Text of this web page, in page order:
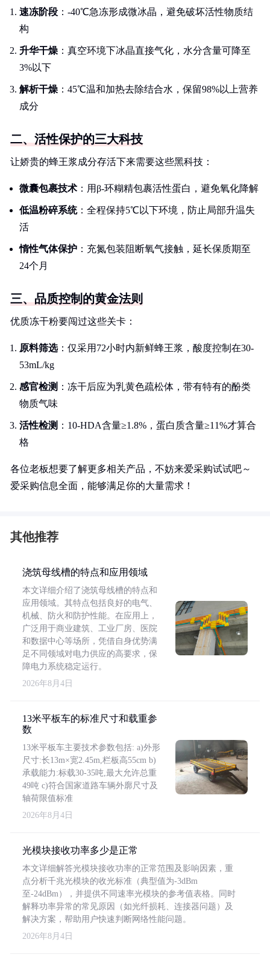
速冻阶段 ：-40℃急冻形成微冰晶，避免破坏活性物质结
构
升华干燥 ：真空环境下冰晶直接气化，水分含量可降至
3%以下
解析干燥 ：45℃温和加热去除结合水，保留98%以上营养
成分
二、活性保护的三大科技
让娇贵的蜂王浆成分存活下来需要这些黑科技：
微囊包裹技术 ：用β-环糊精包裹活性蛋白，避免氧化降解
低温粉碎系统：全程保持5℃以下环境，防止局部升温失
活
惰性气体保护 ：充氮包装阻断氧气接触，延长保质期至
24个月
三、品质控制的黄金法则
优质冻干粉要闯过这些关卡：
原料筛选：仅采用72小时内新鲜蜂王浆，酸度控制在30-
53mL/kg
感官检测 ：冻干后应为乳黄色疏松体，带有特有的酚类
物质气味
活性检测 ：10-HDA含量≥1.8%，蛋白质含量≥11%才算合
格
各位老板想要了解更多相关产品，不妨来爱采购试试吧～
爱采购信息全面，能够满足你的大量需求！
其他推荐
浇筑母线槽的特点和应用领域
本文详细介绍了浇筑母线槽的特点和
应用领域。其特点包括良好的电气、
机械、防火和防护性能。在应用上，
广泛用于商业建筑、工业厂房、医院
和数据中心等场所，凭借自身优势满
足不同领域对电力供应的高要求，保
障电力系统稳定运行。
2026年8月4日
13米平板车的标准尺寸和载重参
数
13米平板车主要技术参数包括: a)外形
尺寸:长13m×宽2.45m,栏板高55cm b)
承载能力:标载30-35吨,最大允许总重
49吨 c)符合国家道路车辆外廓尺寸及
轴荷限值标准
2026年8月4日
光模块接收功率多少是正常
本文详细解答光模块接收功率的正常范围及影响因素，重
点分析千兆光模块的收光标准（典型值为-3dBm
至-24dBm），并提供不同速率光模块的参考值表格。同时
解释功率异常的常见原因（如光纤损耗、连接器问题）及
解决方案，帮助用户快速判断网络性能问题。
2026年8月4日